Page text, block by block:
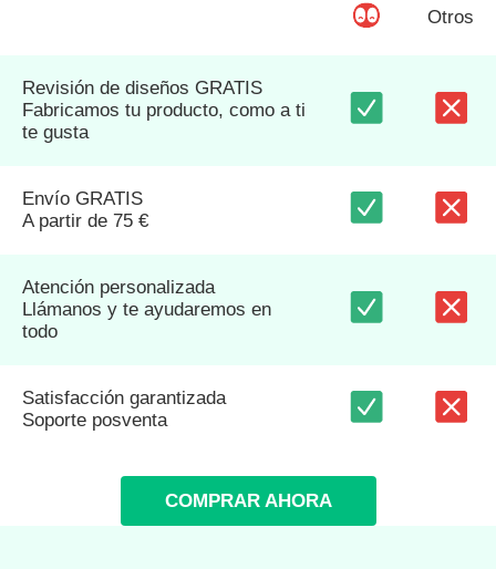
Otros
Revisión de diseños GRATIS
Fabricamos tu producto, como a ti
te gusta
Envío GRATIS
A partir de 75 €
Atención personalizada
Llámanos y te ayudaremos en
todo
Satisfacción garantizada
Soporte posventa
COMPRAR AHORA